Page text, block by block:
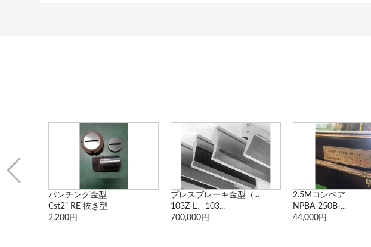
パンチング金型
Cst2” RE 抜き型
2,200円
プレスブレーキ金型（...
103Z-L、103...
700,000円
2.5Mコンベア
NPBA-250B-...
44,000円